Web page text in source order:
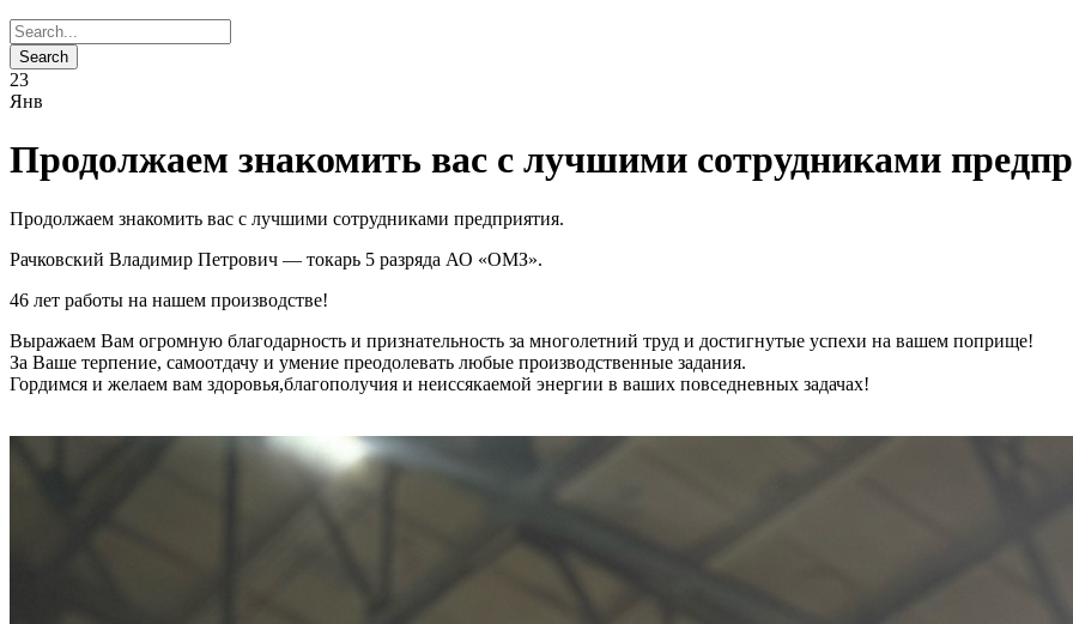
23
Янв
Продолжаем знакомить вас с лучшими сотрудниками
Продолжаем знакомить вас с лучшими сотрудниками предприятия.
Рачковский Владимир Петрович — токарь 5 разряда АО «ОМЗ».
46 лет работы на нашем производстве!
Выражаем Вам огромную благодарность и признательность за многолетний труд и достигнутые успехи на вашем поприще!
За Ваше терпение, самоотдачу и умение преодолевать любые производственные задания.
Гордимся и желаем вам здоровья,благополучия и неиссякаемой энергии в ваших повседневных задачах!